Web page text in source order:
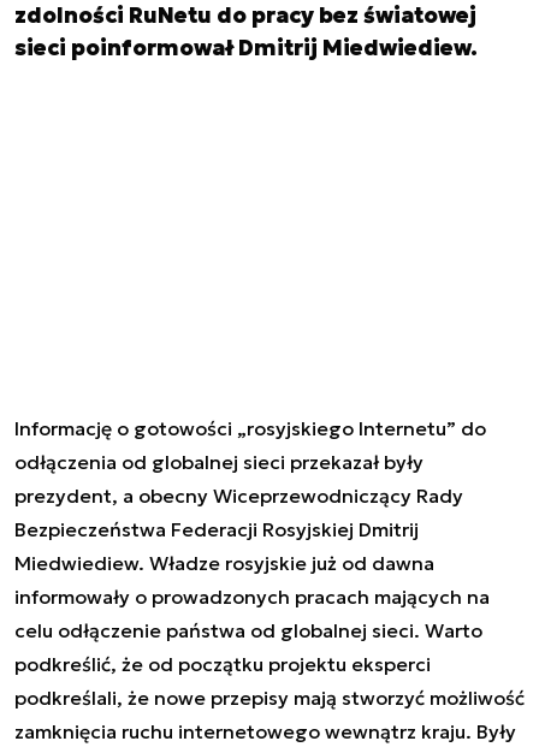
zdolności RuNetu do pracy bez światowej
sieci poinformował Dmitrij Miedwiediew.
Informację o gotowości „rosyjskiego Internetu” do
odłączenia od globalnej sieci przekazał były
prezydent, a obecny Wiceprzewodniczący Rady
Bezpieczeństwa Federacji Rosyjskiej Dmitrij
Miedwiediew. Władze rosyjskie już od dawna
informowały o prowadzonych pracach mających na
celu odłączenie państwa od globalnej sieci. Warto
podkreślić, że od początku projektu eksperci
podkreślali, że nowe przepisy mają stworzyć możliwość
zamknięcia ruchu internetowego wewnątrz kraju. Były